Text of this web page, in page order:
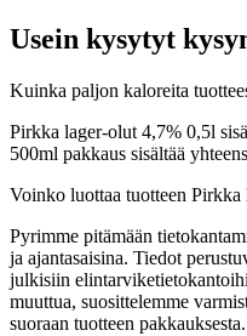
Usein kysytyt
Kuinka paljon kaloreita
Pirkka lager-olut 4,7% 0,5l
500ml pakkaus sisältää
Voinko luottaa tuotteen
Pyrimme pitämään
ja ajantasaisina. Tiedot
julkisiin
muuttua, suosittelemme
suoraan tuotteen pakkauksesta.